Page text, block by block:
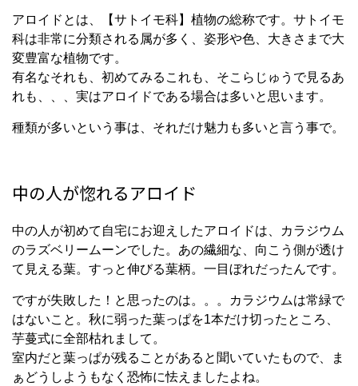
アロイドとは、【サトイモ科】植物の総称です。サトイモ
科は非常に分類される属が多く、姿形や色、大きさまで大
変豊富な植物です。
有名なそれも、初めてみるこれも、そこらじゅうで見るあ
れも、、、実はアロイドである場合は多いと思います。
種類が多いという事は、それだけ魅力も多いと言う事で。
中の人が惚れるアロイド
中の人が初めて自宅にお迎えしたアロイドは、カラジウム
のラズベリームーンでした。あの繊細な、向こう側が透け
て見える葉。すっと伸びる葉柄。一目ぼれだったんです。
ですが失敗した！と思ったのは。。。カラジウムは常緑で
はないこと。秋に弱った葉っぱを1本だけ切ったところ、
芋蔓式に全部枯れまして。
室内だと葉っぱが残ることがあると聞いていたもので、ま
ぁどうしようもなく恐怖に怯えましたよね。